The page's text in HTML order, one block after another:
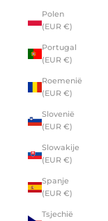
Polen
(EUR €)
Portugal
(EUR €)
Roemenië
(EUR €)
Slovenië
(EUR €)
Slowakije
(EUR €)
Spanje
(EUR €)
Tsjechië